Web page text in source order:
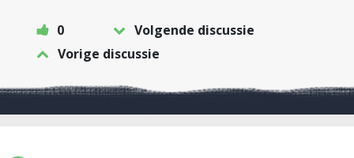
0
Volgende discussie
Vorige discussie